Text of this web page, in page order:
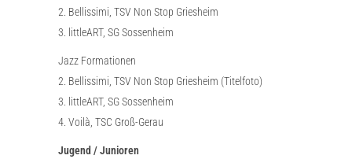
2. Bellissimi, TSV Non Stop Griesheim
3. littleART, SG Sossenheim
Jazz Formationen
2. Bellissimi, TSV Non Stop Griesheim (Titelfoto)
3. littleART, SG Sossenheim
4. Voilà, TSC Groß-Gerau
Jugend / Junioren